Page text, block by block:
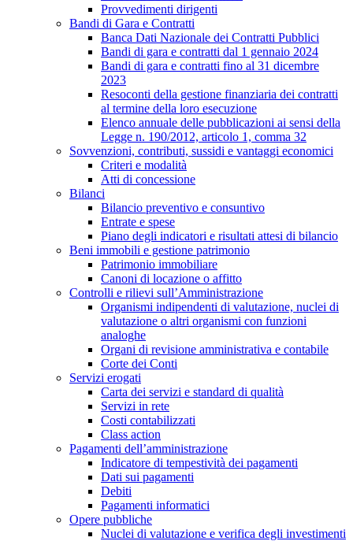
Provvedimenti dirigenti
Bandi di Gara e Contratti
Banca Dati Nazionale dei Contratti Pubblici
Bandi di gara e contratti dal 1 gennaio 2024
Bandi di gara e contratti fino al 31 dicembre
2023
Resoconti della gestione finanziaria dei contratti
al termine della loro esecuzione
Elenco annuale delle pubblicazioni ai sensi della
Legge n. 190/2012, articolo 1, comma 32
Sovvenzioni, contributi, sussidi e vantaggi economici
Criteri e modalità
Atti di concessione
Bilanci
Bilancio preventivo e consuntivo
Entrate e spese
Piano degli indicatori e risultati attesi di bilancio
Beni immobili e gestione patrimonio
Patrimonio immobiliare
Canoni di locazione o affitto
Controlli e rilievi sull’Amministrazione
Organismi indipendenti di valutazione, nuclei di
valutazione o altri organismi con funzioni
analoghe
Organi di revisione amministrativa e contabile
Corte dei Conti
Servizi erogati
Carta dei servizi e standard di qualità
Servizi in rete
Costi contabilizzati
Class action
Pagamenti dell’amministrazione
Indicatore di tempestività dei pagamenti
Dati sui pagamenti
Debiti
Pagamenti informatici
Opere pubbliche
Nuclei di valutazione e verifica degli investimenti